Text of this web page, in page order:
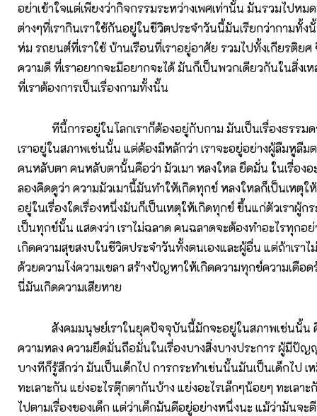
อย่าเข้าใจแต่เพียงว่ากิจกรรมระหว่างเพศเท่านั้น มันรวมไปหม
ต่างๆที่เรากินเราใช้กันอยู่ในชีวิตประจำวันนี้มันเรียกว่ากามทั้งนั้
ห่ม รถยนต์ที่เราใช้ บ้านเรือนที่เราอยู่อาศัย รวมไปทั้งเกียรติยศ
ความดี ที่เราอยากจะมีอยากจะได้ มันก็เป็นพวกเดียวกันในสิ่งเห
ที่เราต้องการเป็นเรื่องกามทั้งนั้น
ทีนี้การอยู่ในโลกเราก็ต้องอยู่กับกาม มันเป็นเรื่องธรรมด
เราอยู่ในสภาพเช่นนั้น แต่ต้องมีหลักว่า เราจะอยู่อย่างผู้ลืมหูลืม
คนหลับตา คนหลับตานั้นคือว่า มัวเมา หลงใหล ยึดมั่น ในเรื่องอ
ลองคิดดูว่า ความมัวเมานี้มันทำให้เกิดทุกข์ หลงใหลก็เป็นเหตุ
อยู่ในเรื่องใดเรื่องหนึ่งมันก็เป็นเหตุให้เกิดทุกข์ ขึ้นแก่ตัวเราผู้ก
เป็นทุกข์นั้น แสดงว่า เราไม่ฉลาด คนฉลาดจะต้องทำอะไรทุกอ
เกิดความสุขสงบในชีวิตประจำวันทั้งตนเองและผู้อื่น แต่ถ้าเราไ
ด้วยความโง่ความเขลา สร้างปัญหาให้เกิดความทุกข์ความเดือ
นี่มันเกิดความเสียหาย
สังคมมนุษย์เราในยุคปัจจุบันนี้มักจะอยู่ในสภาพเช่นนั้น
ความหลง ความยึดมั่นถือมั่นในเรื่องบางสิ่งบางประการ ผู้มีปัญ
บางทีก็รู้สึกว่า มันเป็นเด็กไป การกระทำเช่นนั้นมันเป็นเด็กไป เ
ทะเลาะกัน แย่งอะไรตุ๊กตากันบ้าง แย่งอะไรเล็กๆน้อยๆ ทะเลา
ไปตามเรื่องของเด็ก แต่ว่าเด็กมันดีอยู่อย่างหนึ่งนะ แม้ว่ามันจะ